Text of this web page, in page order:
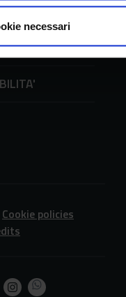
necessari
Cookie policies